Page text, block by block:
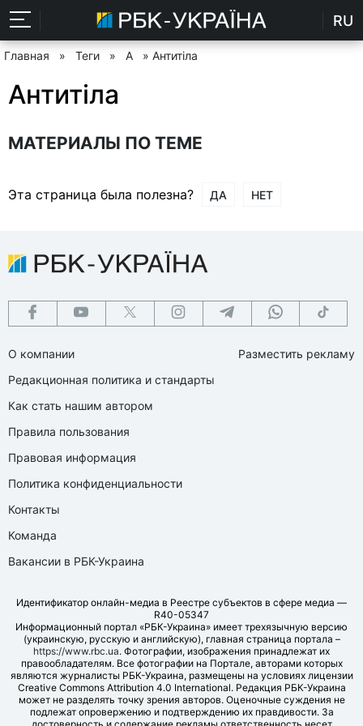
RU
Главная » Теги » А » Антитіла
Антитіла
МАТЕРИАЛЫ ПО ТЕМЕ
Эта страница была полезна? ДА НЕТ
О компании
Редакционная политика и стандарты
Как стать нашим автором
Правила пользования
Правовая информация
Политика конфиденциальности
Контакты
Команда
Вакансии в РБК-Украина
Разместить рекламу
Идентификатор онлайн-медиа в Реестре субъектов в сфере медиа —
R40-05347
Информационный портал «РБК-Украина» имеет трехязычную версию
(украинскую, русскую и английскую), главная страница портала –
https://www.rbc.ua. Фотографии, изображения принадлежат их
правообладателям. Все фотографии на Портале, авторами которых
являются журналисты РБК-Украина, размещены на условиях лицензии
Creative Commons Attribution 4.0 International. Редакция РБК-Украина
может не разделять точку зрения авторов. Оценочные суждения не
подлежат опровержению и подтверждению их правдивости. За